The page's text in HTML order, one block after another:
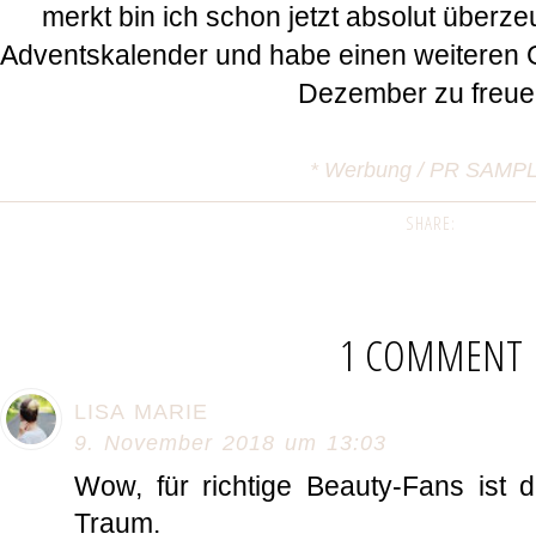
merkt bin ich schon jetzt absolut
Adventskalender und habe einen weiteren
Dezember zu
* Werbung / PR
SHARE:
1 COMMENT
LISA MARIE
9. November 2018 um 13:03
Wow, für richtige Beauty-Fans ist
Traum.